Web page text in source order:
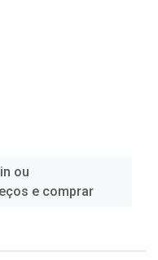
ou
e comprar